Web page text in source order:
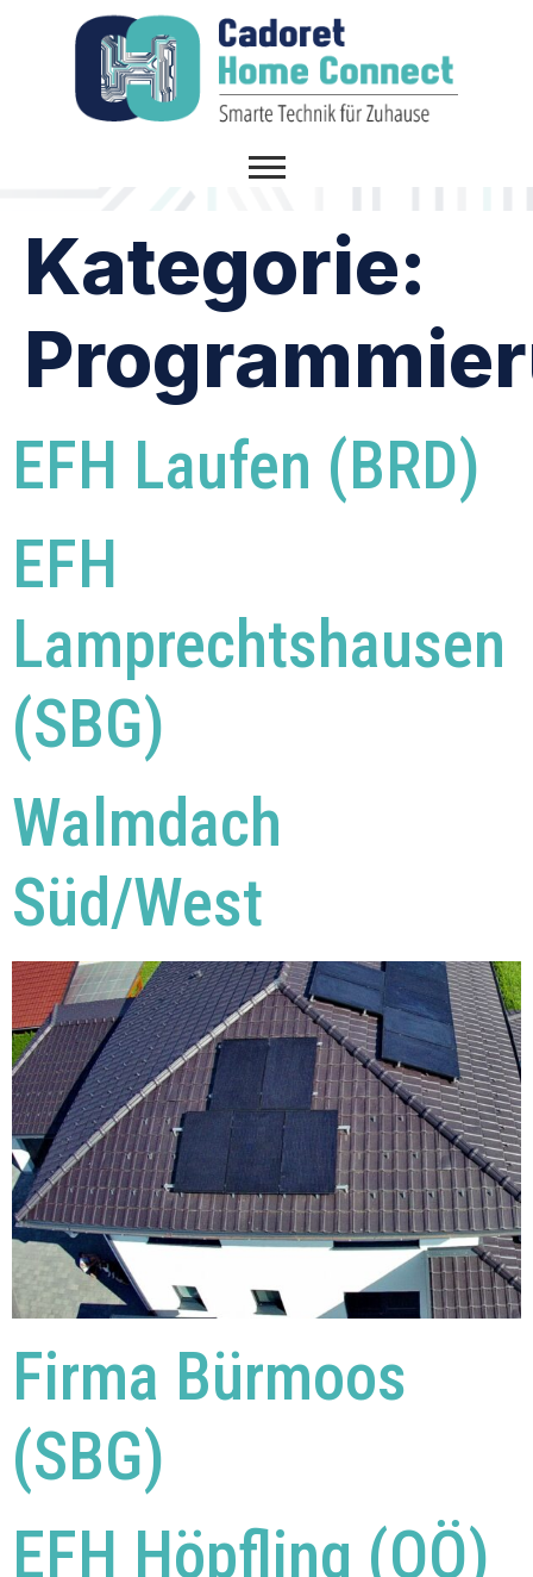
Kategorie:
EFH Laufen (BRD)
EFH
Lamprechtshausen
(SBG)
Walmdach
Süd/West
Firma Bürmoos
(SBG)
EFH Höpfling (OÖ)